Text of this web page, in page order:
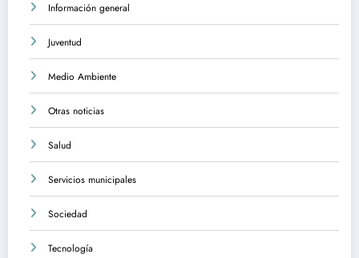
Información general
Juventud
Medio Ambiente
Otras noticias
Salud
Servicios municipales
Sociedad
Tecnología